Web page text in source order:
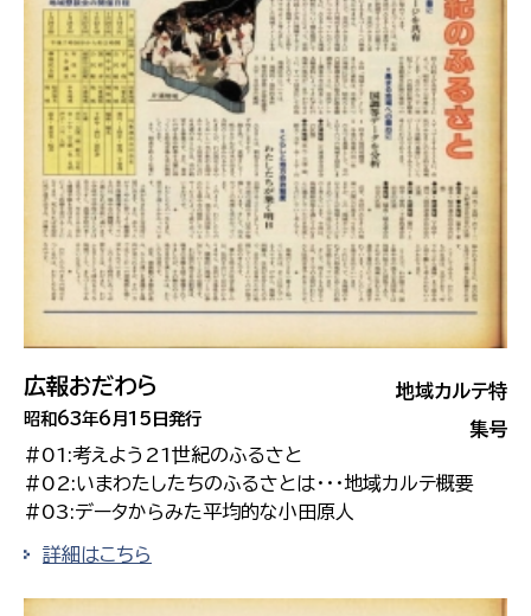
地域カルテ特
集号
広報おだわら
昭和63年6月15日発行
#01:考えよう21世紀のふるさと
#02:いまわたしたちのふるさとは・・・地域カルテ概要
#03:データからみた平均的な小田原人
詳細はこちら